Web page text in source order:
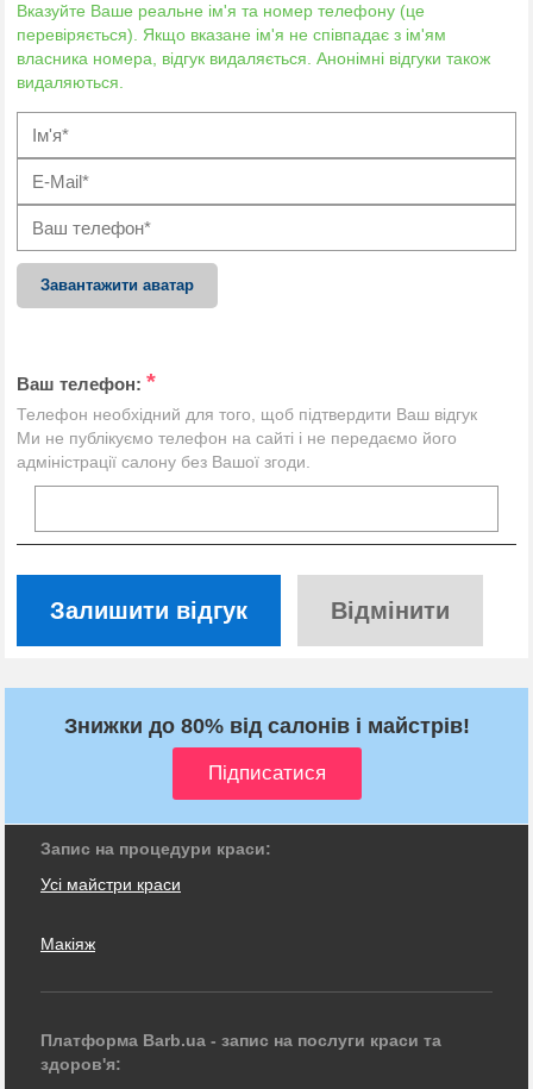
Вказуйте Ваше реальне ім'я та номер телефону (це
перевіряється). Якщо вказане ім'я не співпадає з ім'ям
власника номера, відгук видаляється. Анонімні відгуки також
видаляються.
Завантажити аватар
Ваш телефон: *
Телефон необхідний для того, щоб підтвердити Ваш відгук
Ми не публікуємо телефон на сайті і не передаємо його
адміністрації салону без Вашої згоди.
Залишити відгук Відмінити
Знижки до 80% від салонів і майстрів!
Запис на процедури краси:
Усі майстри краси
Макіяж
Платформа Barb.ua - запис на послуги краси та
здоров'я: